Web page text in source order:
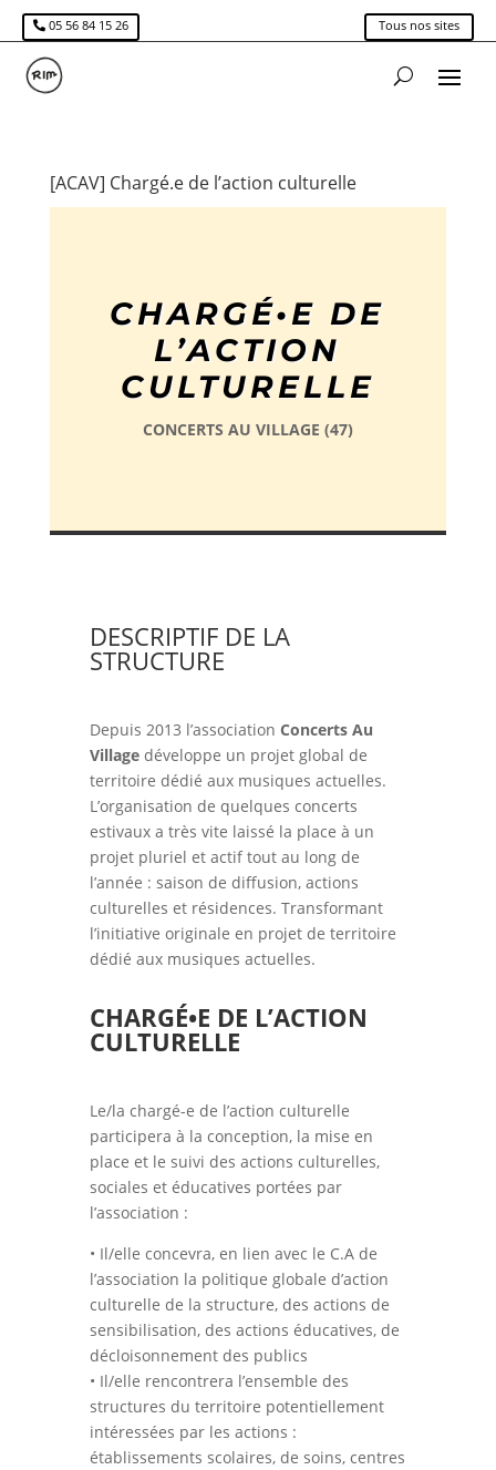
05 56 84 15 26 Tous nos sites
[ACAV] Chargé.e de l’action culturelle
CHARGÉ•E DE
L’ACTION
CULTURELLE
CONCERTS AU VILLAGE (47)
DESCRIPTIF DE LA
STRUCTURE
Depuis 2013 l’association Concerts Au
Villagedéveloppe un projet global de
territoire dédié aux musiques actuelles.
L’organisation de quelques concerts
estivaux a très vite laissé la place à un
projet pluriel et actif tout au long de
l’année : saison de diffusion, actions
culturelles et résidences. Transformant
l’initiative originale en projet de territoire
dédié aux musiques actuelles.
CHARGÉ•E DE L’ACTION
CULTURELLE
Le/la chargé-e de l’action culturelle
participera à la conception, la mise en
place et le suivi des actions culturelles,
sociales et éducatives portées par
l’association :
• Il/elle concevra, en lien avec le C.A de
l’association la politique globale d’action
culturelle de la structure, des actions de
sensibilisation, des actions éducatives, de
décloisonnement des publics
• Il/elle rencontrera l’ensemble des
structures du territoire potentiellement
intéressées par les actions :
établissements scolaires, de soins, centres